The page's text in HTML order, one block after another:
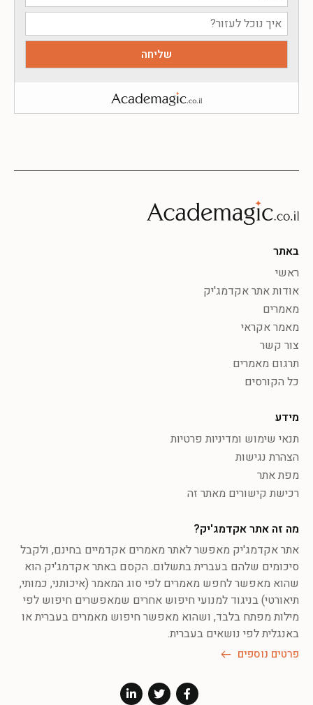
באתר
ראשי
אודות אתר אקדמג'יק
מאמרים
מאמר אקראי
צור קשר
תרגום מאמרים
כל הקורסים
מידע
תנאי שימוש ומדיניות פרטיות
הצהרת נגישות
מפת אתר
רכישת קישורים מאתר זה
מה זה אתר אקדמג'יק?
אתר אקדמג'יק מאפשר לאתר מאמרים אקדמיים בחינם, ולקבל
סיכומים שלהם בעברית בתשלום. הקסם באתר אקדמג'יק הוא
שהוא מאפשר לחפש מאמרים לפי סוג המאמר (איכותני, כמותי,
תיאורטי) בניגוד למנועי חיפוש אחרים שמאפשרים חיפוש לפי
מילות מפתח בלבד, ושהוא מאפשר חיפוש מאמרים בעברית או
באנגלית לפי נושאים בעברית.
פרטים נוספים